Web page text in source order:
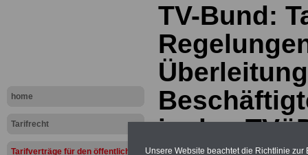
home
Tarifrecht
Tarifverträge für den öffentlichen
TV-Bund:
in den
Unsere Website beachtet die Richtlinie